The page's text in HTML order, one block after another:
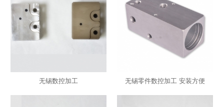
无锡数控加工 无锡零件数控加工 安装方便